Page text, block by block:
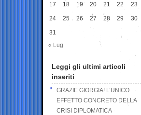
17 18 19 20 21 22 23
24 25 26 27 28 29 30
31
« Lug
Leggi gli ultimi articoli
inseriti
GRAZIE GIORGIA! L’UNICO
EFFETTO CONCRETO DELLA
CRISI DIPLOMATICA